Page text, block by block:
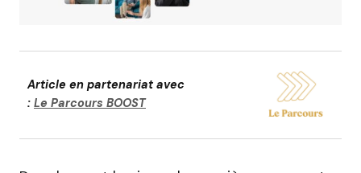
Article en partenariat avec
: Le Parcours BOOST